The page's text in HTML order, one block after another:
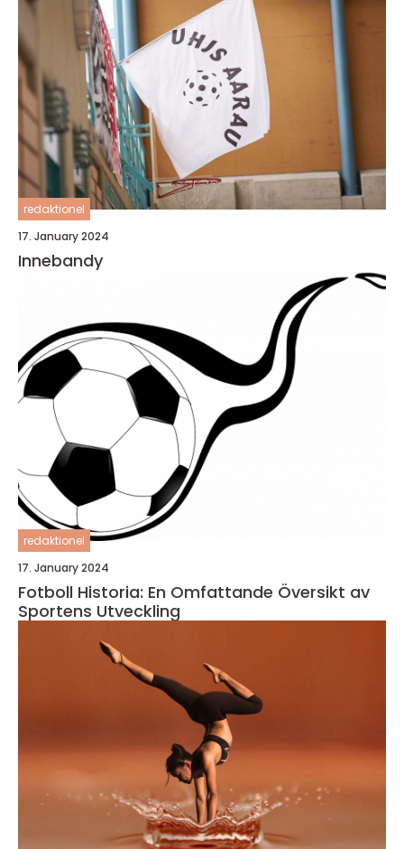
redaktionel
17. January 2024
Innebandy
redaktionel
17. January 2024
Fotboll Historia: En Omfattande Översikt av
Sportens Utveckling